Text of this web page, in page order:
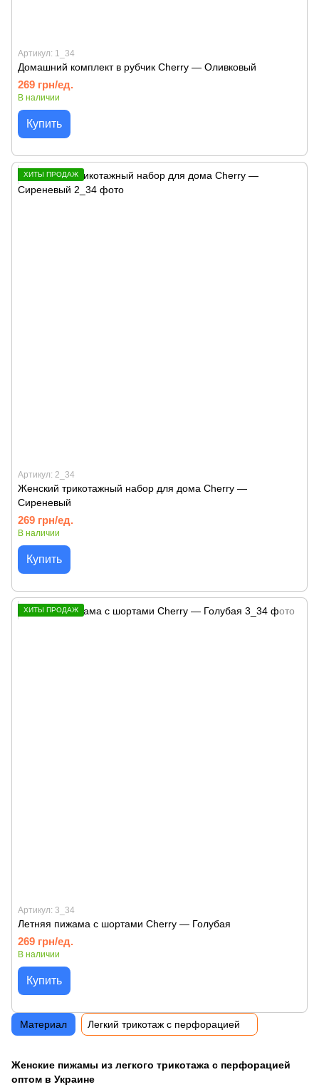
Артикул: 1_34
Домашний комплект в рубчик Cherry — Оливковый
269 грн/ед.
В наличии
Купить
ХИТЫ ПРОДАЖ
Артикул: 2_34
Женский трикотажный набор для дома Cherry —
Сиреневый
269 грн/ед.
В наличии
Купить
ХИТЫ ПРОДАЖ
Артикул: 3_34
Летняя пижама с шортами Cherry — Голубая
269 грн/ед.
В наличии
Купить
Женские пижамы из легкого трикотажа с перфорацией
оптом в Украине
Материал Легкий трикотаж с перфорацией